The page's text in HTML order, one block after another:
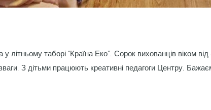
літньому таборі “Країна Еко”. Сорок вихованців віком
З дітьми працюють креативні педагоги Центру.